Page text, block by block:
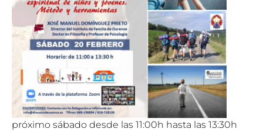
próximo sábado desde las 11:00h hasta las 13:30h